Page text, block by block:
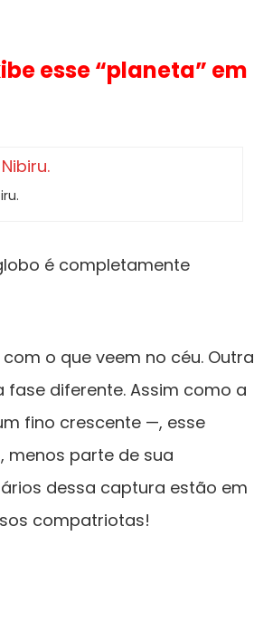
esse “planeta” em
é completamente
o que veem no céu. Outra
diferente. Assim como a
fino crescente —, esse
menos parte de sua
dessa captura estão em
compatriotas!